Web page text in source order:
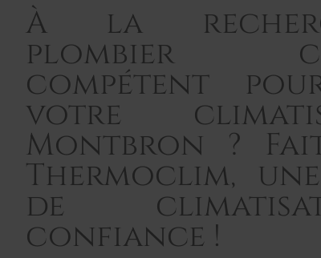
À la
plombier
compétent
votre
Montbron ?
Thermoclim,
de
confiance !